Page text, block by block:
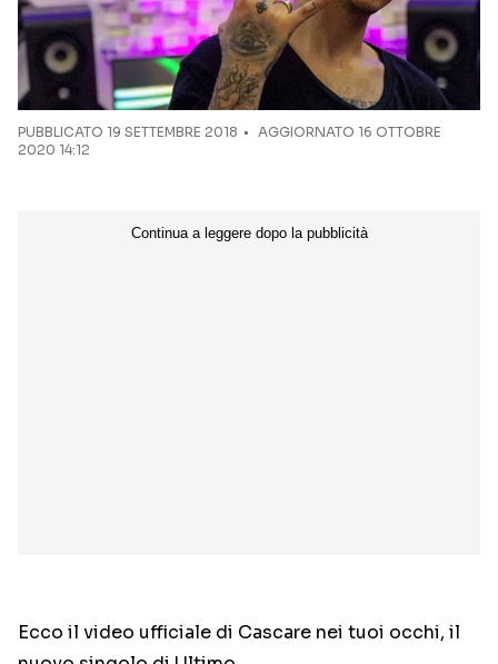
PUBBLICATO 19 SETTEMBRE 2018
AGGIORNATO 16 OTTOBRE
2020 14:12
Ecco il video ufficiale di Cascare nei tuoi occhi, il